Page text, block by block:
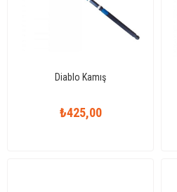
Diablo Kamış
₺425,00